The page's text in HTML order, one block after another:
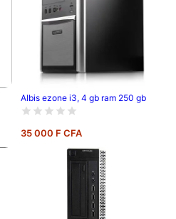
Albis ezone i3, 4 gb ram 250 gb
35 000 F CFA